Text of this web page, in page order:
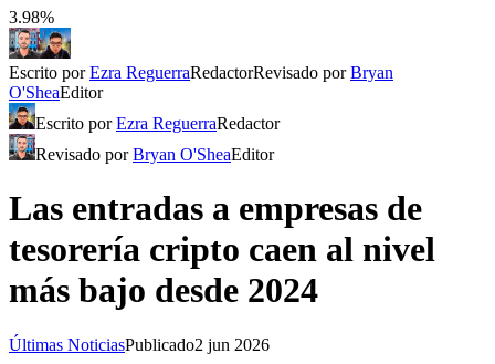
3.98%
Escrito porEzra ReguerraRedactorRevisado porBryan
O'SheaEditor
Escrito porEzra ReguerraRedactor
Revisado porBryan O'SheaEditor
Las entradas a empresas de
tesorería cripto caen al nivel
más bajo desde 2024
Últimas NoticiasPublicado2 jun 2026